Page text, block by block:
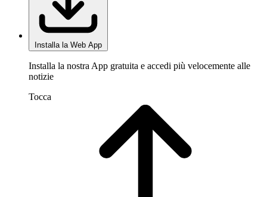
Installa la Web App
Installa la nostra App gratuita e accedi più velocemente alle
notizie
Tocca